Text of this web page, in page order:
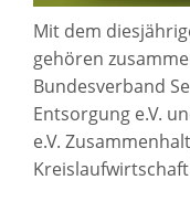
Mit dem
gehören
Bundesverband
Entsorgung e.V.
e.V.